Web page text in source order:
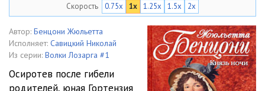
01_01_04_Koshmar
01_02_01_Puteshestvie_k_nevedomoy_zemle 19:13
01_02_02_Puteshestvie_k_nevedomoy_zemle 26:43
01_02_03_Puteshestvie_k_nevedomoy_zemle 27:43
Скорость 0.75x 1x 1.25x 1.5x 2x
Автор: Бенцони Жюльетта
Исполняет: Савицкий Николай
Из серии: Волки Лозарга #1
Осиротев после гибели
родителей, юная Гортензия